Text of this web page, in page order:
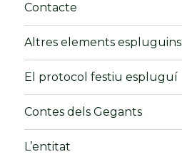
Contacte
Altres elements espluguins
El protocol festiu espluguí
Contes dels Gegants
L’entitat